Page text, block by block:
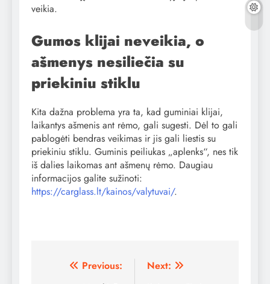
veikia.
Gumos klijai neveikia, o
ašmenys nesiliečia su
priekiniu stiklu
Kita dažna problema yra ta, kad guminiai klijai,
laikantys ašmenis ant rėmo, gali sugesti. Dėl to gali
pablogėti bendras veikimas ir jis gali liestis su
priekiniu stiklu. Guminis peiliukas „aplenks“, nes tik
iš dalies laikomas ant ašmenų rėmo. Daugiau
informacijos galite sužinoti:
https://carglass.lt/kainos/valytuvai/.
Navigacija
Previous:
Next: